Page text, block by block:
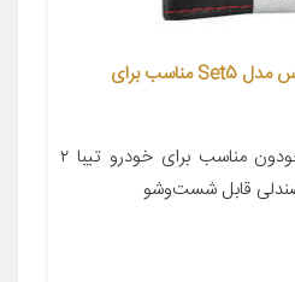
روکش صندلی خودرو آ.آپکس مدل Set5 مناسب برای
جزئیات محصول جنس جودون مناسب برای خودرو تیبا ۲
قابل شست‌وشو